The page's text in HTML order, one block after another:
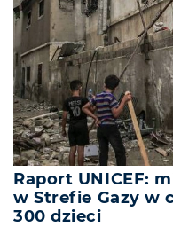
Raport UNICEF:
w Strefie Gazy w
300 dzieci